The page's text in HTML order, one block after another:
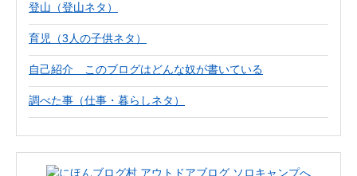
登山（登山ネタ）
育児（3人の子供ネタ）
自己紹介 このブログはどんな奴が書いている
調べた事（仕事・暮らしネタ）